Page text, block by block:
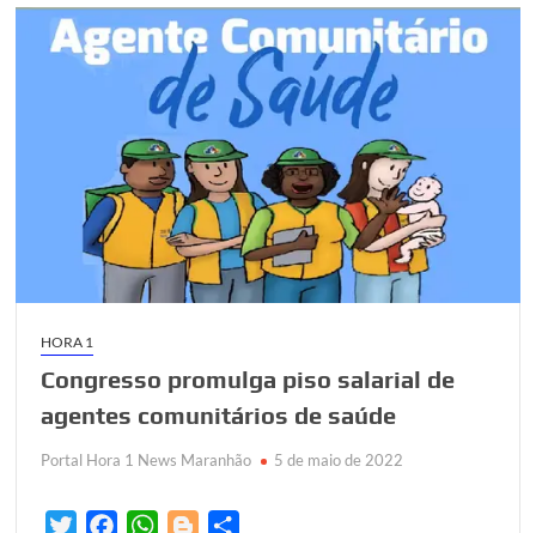
HORA 1
Congresso promulga piso salarial de
agentes comunitários de saúde
Portal Hora 1 News Maranhão 5 de maio de 2022
W